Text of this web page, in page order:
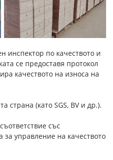
инспектор по качеството и
се предоставя протокол
качеството на износа на
страна (като SGS, BV и др.).
със
за управление на качеството